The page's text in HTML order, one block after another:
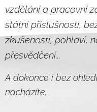
vzdělání a pracovní
státní příslušnosti,
zkušenosti, pohlaví,
přesvědčení...
A dokonce i bez
nacházíte,